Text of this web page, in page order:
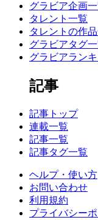
グラビア企画
タレント一覧
タレントの作
グラビアタグ
グラビアラン
記事
記事トップ
連載一覧
記事一覧
記事タグ一覧
ヘルプ・使い方
お問い合わせ
利用規約
プライバシー